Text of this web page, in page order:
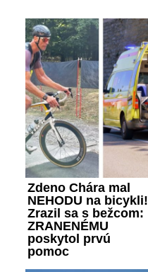
Zdeno Chára mal
NEHODU na bicykli!
Zrazil sa s bežcom:
ZRANENÉMU
poskytol prvú
pomoc